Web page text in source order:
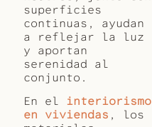
superficies
continuas, ayudan
a reflejar la luz
y aportan
serenidad al
conjunto.
En el interiorismo
en viviendas , los